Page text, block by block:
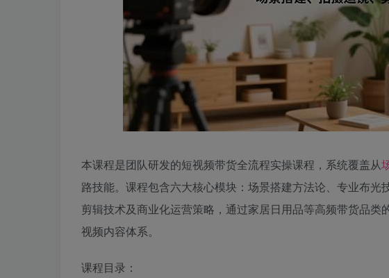
本课程是团队研发的短视频带货全流程实操课程，系统覆盖从
路技能。课程包含六大核心模块：场景搭建方法论、专业布
剪辑技术及商业化运营策略，通过家居日用品等高频带货品
视频内容体系。
课程目录：